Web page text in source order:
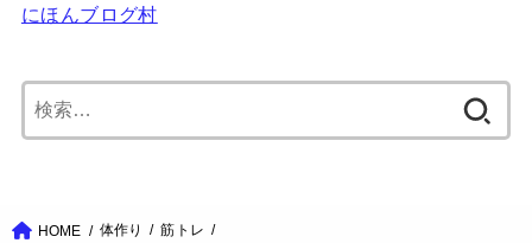
にほんブログ村
索:
HOME 体作り 筋トレ